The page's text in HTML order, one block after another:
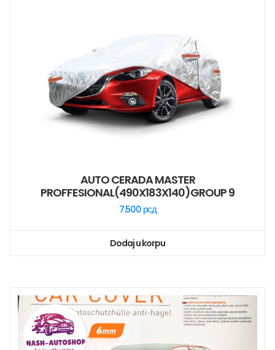
AUTO CERADA MASTER
PROFFESIONAL(490X183X140)GROUP 9
7.500 рсд
Dodaj u korpu